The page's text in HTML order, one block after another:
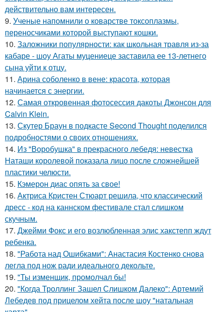
действительно вам интересен.
9. Ученые напомнили о коварстве токсоплазмы,
переносчиками которой выступают кошки.
10. Заложники популярности: как школьная травля из-за
кабаре - шоу Агаты муцениеце заставила ее 13-летнего
сына уйти к отцу.
11. Арина соболенко в вене: красота, которая
начинается с энергии.
12. Самая откровенная фотосессия дакоты Джонсон для
Calvin Klein.
13. Скутер Браун в подкасте Second Thought поделился
подробностями о своих отношениях.
14. Из "Воробушка" в прекрасного лебедя: невестка
Наташи королевой показала лицо после сложнейшей
пластики челюсти.
15. Кэмерон диас опять за свое!
16. Актриса Кристен Стюарт решила, что классический
дресс - код на каннском фестивале стал слишком
скучным.
17. Джейми Фокс и его возлюбленная элис хакстепп ждут
ребенка.
18. "Работа над Ошибками": Анастасия Костенко снова
легла под нож ради идеального декольте.
19. "Ты изменщик, промолчал бы!
20. "Когда Троллинг Зашел Слишком Далеко": Артемий
Лебедев под прицелом хейта после шоу "натальная